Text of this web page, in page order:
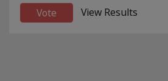
View Results